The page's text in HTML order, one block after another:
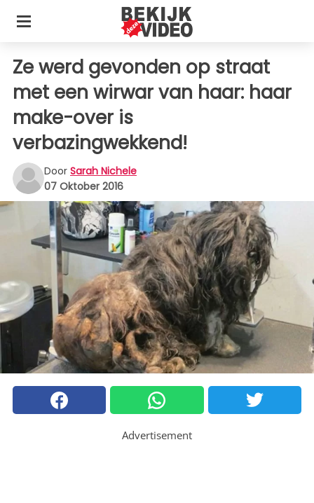
Ze werd gevonden op straat
met een wirwar van haar: haar
make-over is
verbazingwekkend!
Door Sarah Nichele
07 Oktober 2016
Advertisement